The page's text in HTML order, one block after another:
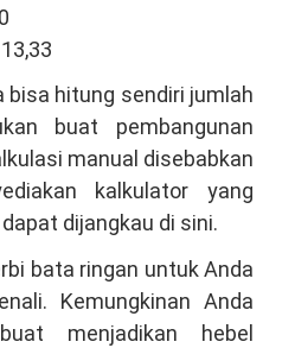
bisa hitung sendiri jumlah
buat pembangunan
manual disebabkan
kalkulator yang
dijangkau di sini.
bata ringan untuk Anda
Kemungkinan Anda
menjadikan hebel